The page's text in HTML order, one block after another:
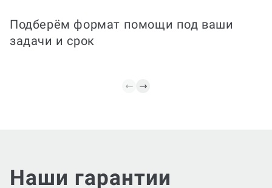
Подберём формат помощи под ваши
задачи и срок
готового черновика и
оформления по
требованиям ВУЗа.
Наши гарантии